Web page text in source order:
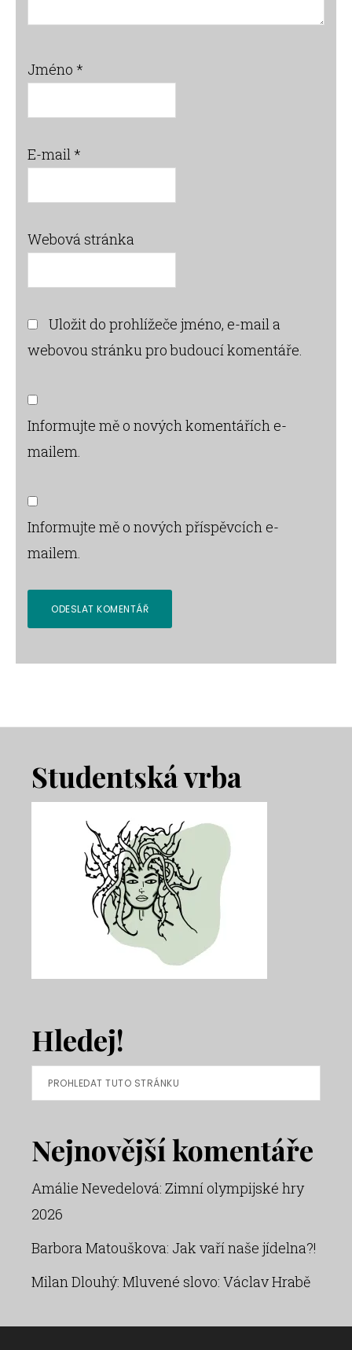
Jméno *
E-mail*
Webová stránka
Uložit do prohlížeče jméno, e-mail a
webovou stránku pro budoucí komentáře.
Informujte mě o nových komentářích e-
mailem.
Informujte mě o nových příspěvcích e-
mailem.
Footer
Studentská vrba
Hledej!
Prohledat
tuto
Nejnovější komentáře
Amálie Nevedelová: Zimní olympijské hry
2026
Barbora Matouškova: Jak vaří naše jídelna?!
Milan Dlouhý: Mluvené slovo: Václav Hrabě